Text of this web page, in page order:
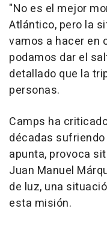
"No es el mejor
Atlántico, pero la
vamos a hacer en
podamos dar el
detallado que la
personas.
Camps ha
décadas
apunta, provoca
Juan Manuel
de luz, una
esta misión.